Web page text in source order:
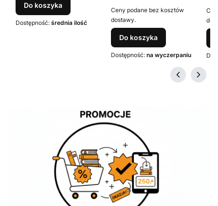
Do koszyka
Dostępność: średnia ilość
Ceny podane bez kosztów
dostawy.
Do koszyka
Dostępność: na wyczerpaniu